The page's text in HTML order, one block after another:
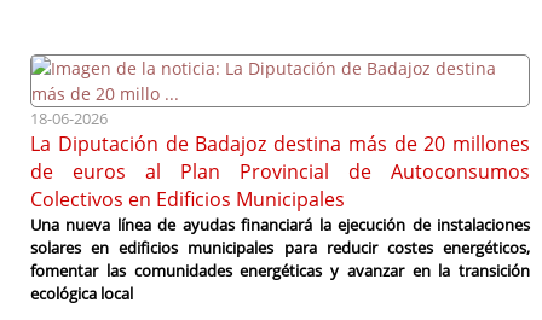
18-06-2026
La Diputación de Badajoz destina más de 20 millones
de euros al Plan Provincial de Autoconsumos
Colectivos en Edificios Municipales
Una nueva línea de ayudas financiará la ejecución de instalaciones
solares en edificios municipales para reducir costes energéticos,
fomentar las comunidades energéticas y avanzar en la transición
ecológica local